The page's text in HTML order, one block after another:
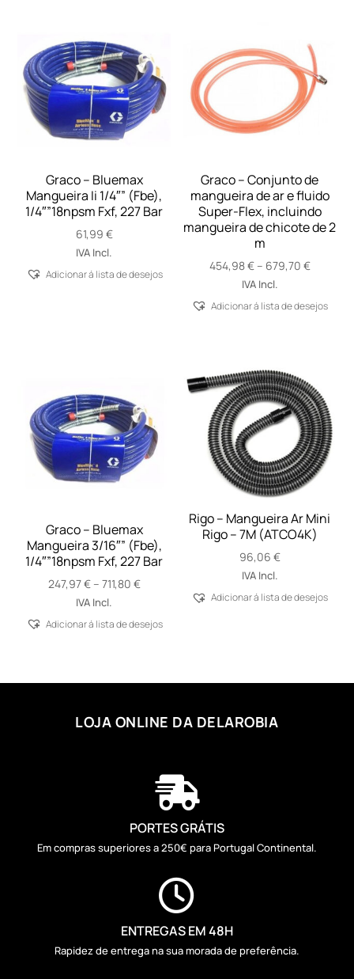
Graco – Bluemax
Mangueira Ii 1/4″” (Fbe),
1/4″”18npsm Fxf, 227 Bar
61,99 €
IVA Incl.
Adicionar á lista de desejos
Graco – Conjunto de
mangueira de ar e fluido
Super-Flex, incluindo
mangueira de chicote de 2
m
454,98€ – 679,70 €Price
through
IVA Incl.
Adicionar á lista de desejos
Graco – Bluemax
Mangueira 3/16″” (Fbe),
1/4″”18npsm Fxf, 227 Bar
247,97€ – 711,80 €Price
through
IVA Incl.
Adicionar á lista de desejos
Rigo – Mangueira Ar Mini
Rigo – 7M (ATCO4K)
96,06 €
IVA Incl.
Adicionar á lista de desejos
LOJA ONLINE DA DELAROBIA

PORTES GRÁTIS
Em compras superiores a 250€ para Portugal Continental.

ENTREGAS EM 48H
Rapidez de entrega na sua morada de preferência.